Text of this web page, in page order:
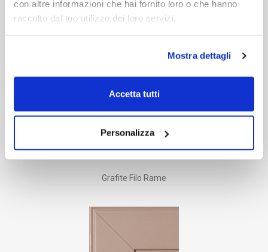
con altre informazioni che hai fornito loro o che hanno
raccolto dal tuo utilizzo dei loro servizi.
Mostra dettagli
Accetta tutti
Personalizza
Grafite Filo Oro
Grafite Filo Rame